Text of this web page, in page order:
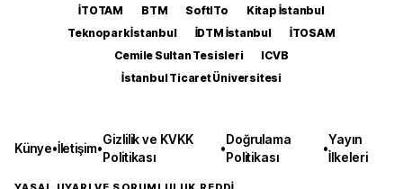
İTOTAM BTM SoftITo
Kitap İstanbul
Teknopark İstanbul
İDTM İstanbul
İTOSAM
Cemile Sultan Tesisleri
ICVB
İstanbul Ticaret Üniversitesi
Künye•İletişim•
Gizlilik ve KVKK
Politikası
•
Doğrulama
Politikası
•
Yayın
İlkeleri